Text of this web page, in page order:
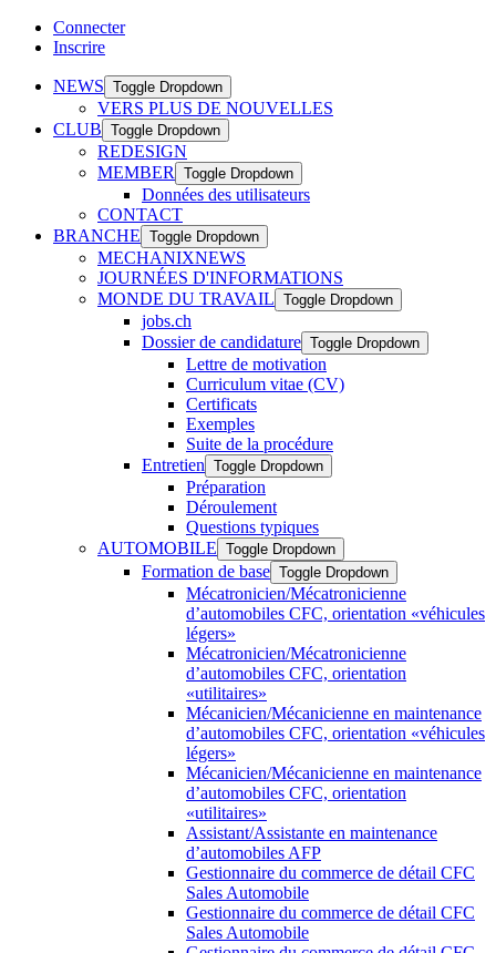
Connecter
Inscrire
NEWS Toggle Dropdown
VERS PLUS DE NOUVELLES
CLUB Toggle Dropdown
REDESIGN
MEMBER
Toggle Dropdown
Données des utilisateurs
CONTACT
BRANCHE Toggle Dropdown
MECHANIXNEWS
JOURNÉES D'INFORMATIONS
MONDE DU TRAVAIL Toggle Dropdown
jobs.ch
Dossier de candidature Toggle Dropdown
Lettre de motivation
Curriculum vitae (CV)
Certificats
Exemples
Suite de la procédure
Entretien Toggle Dropdown
Préparation
Déroulement
Questions typiques
AUTOMOBILE Toggle Dropdown
Formation de base Toggle Dropdown
Mécatronicien/Mécatronicienne
d’automobiles CFC, orientation «véhicules
légers»
Mécatronicien/Mécatronicienne
d’automobiles CFC, orientation
«utilitaires»
Mécanicien/Mécanicienne en maintenance
d’automobiles CFC, orientation «véhicules
légers»
Mécanicien/Mécanicienne en maintenance
d’automobiles CFC, orientation
«utilitaires»
Assistant/Assistante en maintenance
d’automobiles AFP
Gestionnaire du commerce de détail CFC
Sales Automobile
Gestionnaire du commerce de détail CFC
Sales Automobile